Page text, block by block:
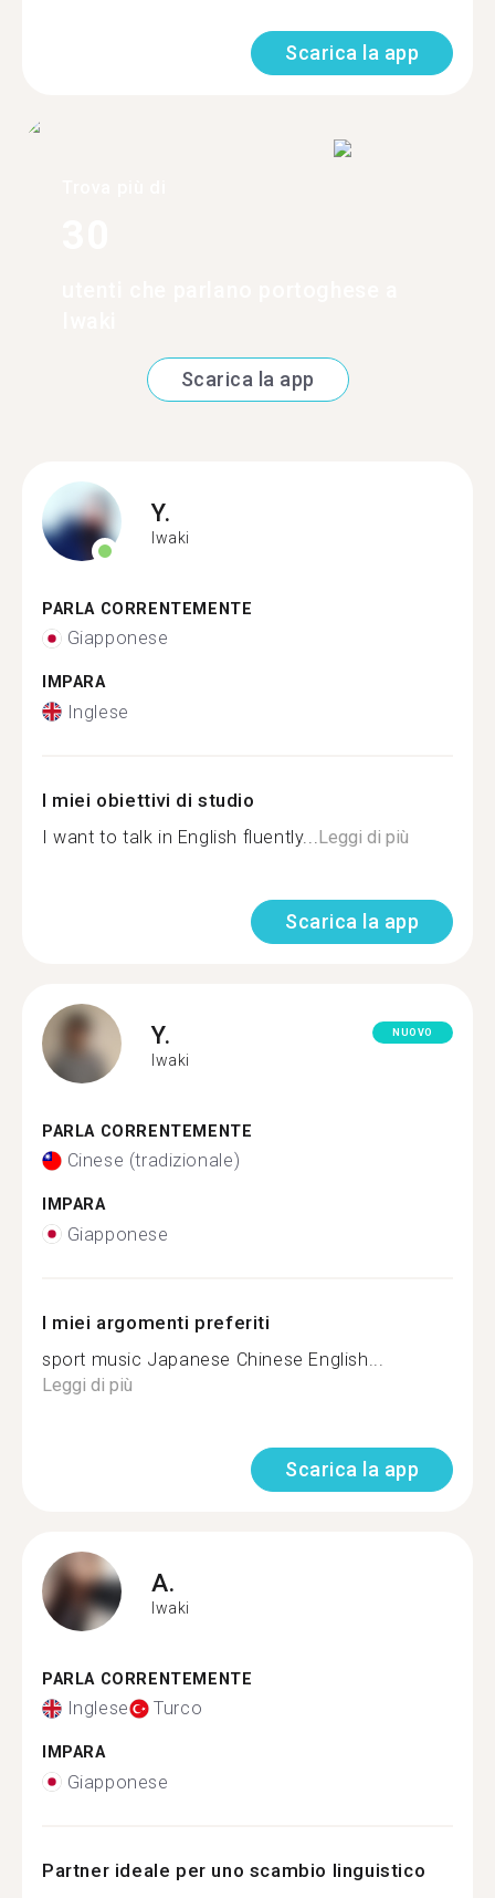
Scarica la app
Scarica la app
Y.
Iwaki
PARLA CORRENTEMENTE
Giapponese
IMPARA
Inglese
I miei obiettivi di studio
I want to talk in English fluently... Leggi di più
Scarica la app
Y.
Iwaki
NUOVO
PARLA CORRENTEMENTE
Cinese (tradizionale)
IMPARA
Giapponese
I miei argomenti preferiti
sport music Japanese Chinese English...
Leggi di più
Scarica la app
A.
Iwaki
PARLA CORRENTEMENTE
Inglese Turco
IMPARA
Giapponese
Partner ideale per uno scambio linguistico